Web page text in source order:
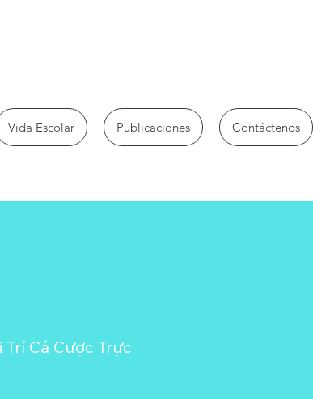
Vida Escolar Publicaciones Contáctenos
Cá Cược Trực